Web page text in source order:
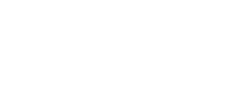
des plateformes et des dApps.